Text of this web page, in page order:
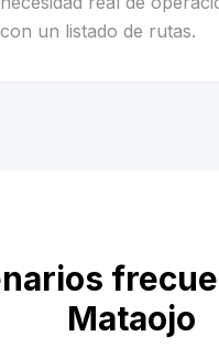
con un listado de rutas.
Mataojo